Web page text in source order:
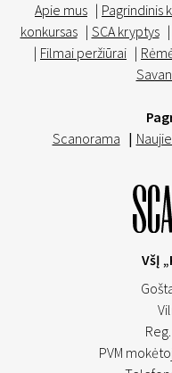
Apie mus | Pagrindinis
konkursas | SCA kryptys |
| Filmai peržiūrai |
Scanorama |
VšĮ
PVM